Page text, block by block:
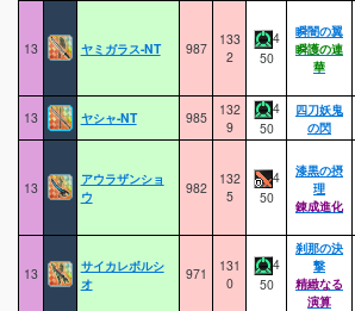
13 ヤミガラス-NT 987
133
2
4
50
瞬闇の翼
瞬護の連
華
13
ヤシャ-NT 985
132
9
4
50
四刀妖鬼
の閃
13
アウラザンショ
ウ
982
132
5
4
50
漆黒の摂
理
錬成進化
13
サイカレボルシ
オ
971
131
0
4
50
刹那の決
撃
精緻なる
演算